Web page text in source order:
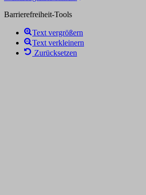
Barrierefreiheit-Tools
Text vergrößern
Text verkleinern
Zurücksetzen